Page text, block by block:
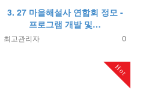
3. 27 마을해설사 연합회 정모 -
프로그램 개발 및…
최고관리자 0
Hot